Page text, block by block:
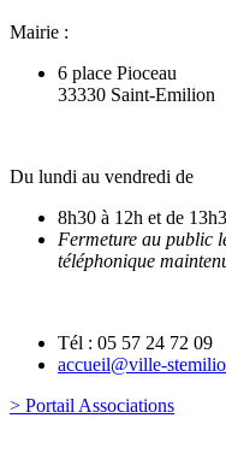
Mairie :
6 place Pioceau
33330 Saint-Emilion
Du lundi au vendredi de
8h30 à 12h et de
Fermeture au public
téléphonique
Tél : 05 57 24 72 09
accueil@ville-
> Portail Associations